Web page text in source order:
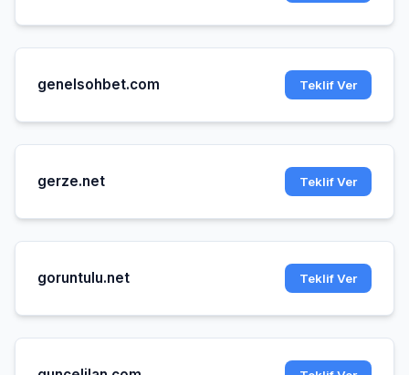
genelsohbet.com Teklif Ver
gerze.net Teklif Ver
goruntulu.net Teklif Ver